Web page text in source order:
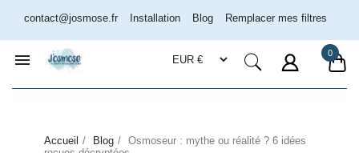
contact@josmose.fr Installation Blog Remplacer mes filtres
 0
Accueil Blog
Osmoseur : mythe ou réalité ? 6 idées
Assistant Josmose